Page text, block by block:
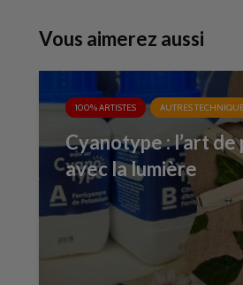
Vous aimerez aussi
100% ARTISTES AUTRES
Cyanotype : l’art de
avec la lumière